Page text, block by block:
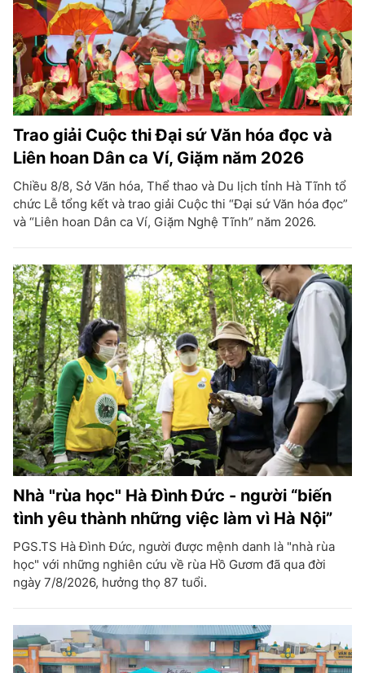
Trao giải Cuộc thi Đại sứ Văn hóa đọc và
Liên hoan Dân ca Ví, Giặm năm 2026
Chiều 8/8, Sở Văn hóa, Thể thao và Du lịch tỉnh Hà Tĩnh tổ
chức Lễ tổng kết và trao giải Cuộc thi “Đại sứ Văn hóa đọc”
và “Liên hoan Dân ca Ví, Giặm Nghệ Tĩnh” năm 2026.
Nhà "rùa học" Hà Đình Đức - người “biến
tình yêu thành những việc làm vì Hà Nội”
PGS.TS Hà Đình Đức, người được mệnh danh là "nhà rùa
học" với những nghiên cứu về rùa Hồ Gươm đã qua đời
ngày 7/8/2026, hưởng thọ 87 tuổi.